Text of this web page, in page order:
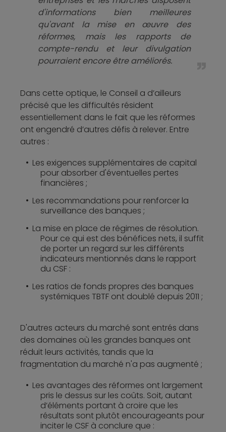
d'informations bien meilleures
qu'avant la mise en œuvre des
réformes, mais les rapports de
compte-rendu et leur divulgation
pourraient encore être améliorés.
Dans cette optique, le Conseil a d’ailleurs
précisé que les difficultés résident
essentiellement dans le fait que les réformes
ont engendré d’autres défis à relever. Entre
autres :
Les exigences supplémentaires de capital
pour absorber d'éventuelles pertes
financières ;
Les recommandations pour renforcer la
surveillance des banques ;
La mise en place de régimes de résolution.
Pour ce qui est des bénéfices nets, il suffit
de porter un regard sur les différents
indicateurs mentionnés dans le rapport
du CSF :
Les ratios de fonds propres des banques
systémiques TBTF ont doublé depuis 2011 ;
D'autres acteurs du marché sont entrés dans
des domaines où les grandes banques ont
réduit leurs activités, tandis que la
fragmentation du marché n'a pas augmenté ;
Les avantages des réformes ont largement
pris le dessus sur les coûts. Soit, autant
d’éléments portant à croire que les
résultats sont plutôt encourageants pour
inciter le CSF à conclure que :